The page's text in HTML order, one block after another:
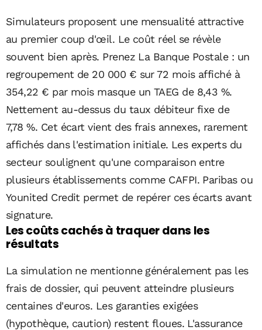
Simulateurs proposent une mensualité attractive
au premier coup d'œil. Le coût réel se révèle
souvent bien après. Prenez La Banque Postale : un
regroupement de 20 000 € sur 72 mois affiché à
354,22 € par mois masque un TAEG de 8,43 %.
Nettement au-dessus du taux débiteur fixe de
7,78 %. Cet écart vient des frais annexes, rarement
affichés dans l'estimation initiale. Les experts du
secteur soulignent qu'une comparaison entre
plusieurs établissements comme CAFPI. Paribas ou
Younited Credit permet de repérer ces écarts avant
signature.
Les coûts cachés à traquer dans les
résultats
La simulation ne mentionne généralement pas les
frais de dossier, qui peuvent atteindre plusieurs
centaines d'euros. Les garanties exigées
(hypothèque, caution) restent floues. L'assurance